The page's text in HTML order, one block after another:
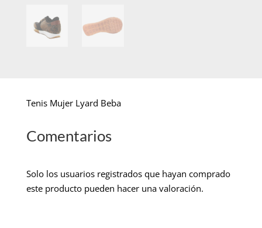
Tenis Mujer Lyard Beba
Comentarios
Solo los usuarios registrados que hayan comprado
este producto pueden hacer una valoración.